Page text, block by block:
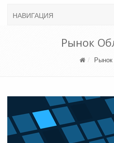
НАВИГАЦИЯ
Рынок
Рынок